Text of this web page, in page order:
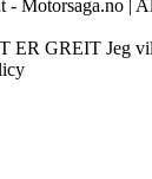
Motorsaga.no |
ER GREIT Jeg